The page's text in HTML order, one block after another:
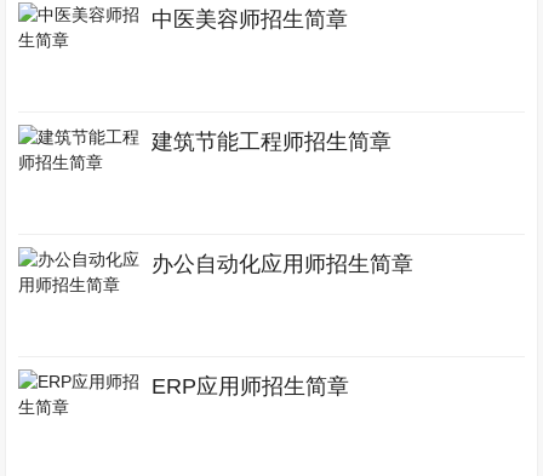
中医美容师招生简章
建筑节能工程师招生简章
办公自动化应用师招生简章
ERP应用师招生简章